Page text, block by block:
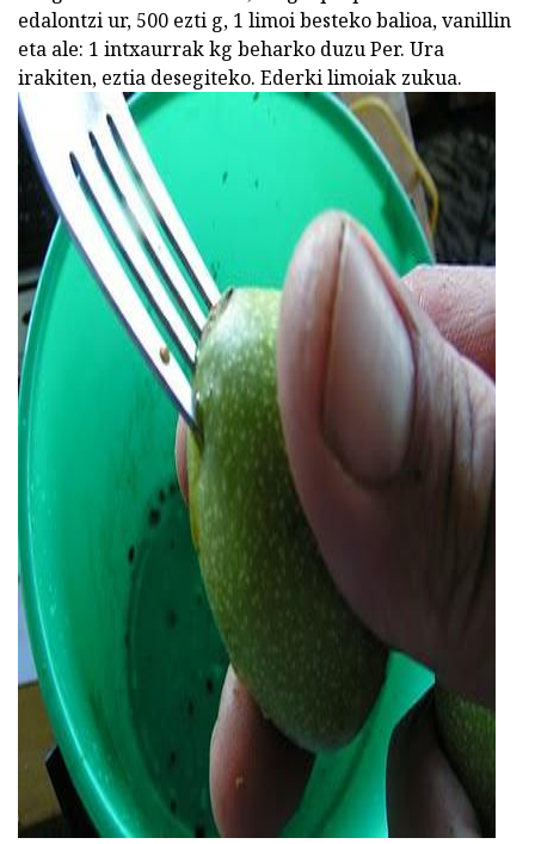
edalontzi ur, 500 ezti g, 1 limoi besteko balioa, vanillin
eta ale: 1 intxaurrak kg beharko duzu Per. Ura
irakiten, eztia desegiteko. Ederki limoiak zukua.
ad